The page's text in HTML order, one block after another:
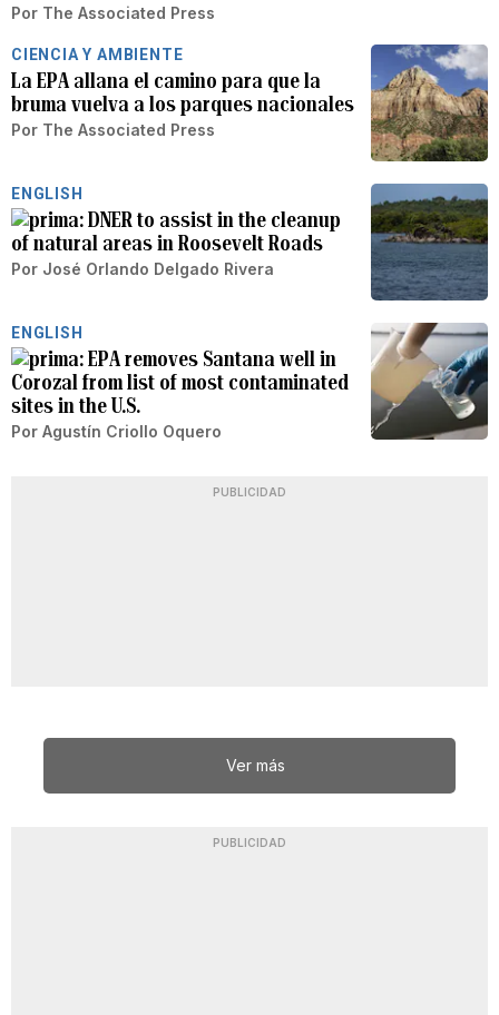
Por The Associated Press
CIENCIA Y AMBIENTE
La EPA allana el camino para que la
bruma vuelva a los parques nacionales
Por The Associated Press
ENGLISH
DNER to assist in the cleanup
of natural areas in Roosevelt Roads
Por José Orlando Delgado Rivera
ENGLISH
EPA removes Santana well in
Corozal from list of most contaminated
sites in the U.S.
Por Agustín Criollo Oquero
PUBLICIDAD
Ver más
PUBLICIDAD